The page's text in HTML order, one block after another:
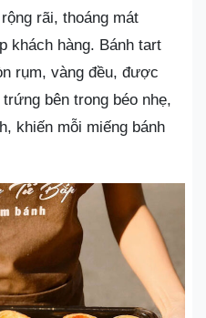
rãi, thoáng mát
khách hàng. Bánh tart
rụm, vàng đều, được
bên trong béo nhẹ,
khiến mỗi miếng bánh